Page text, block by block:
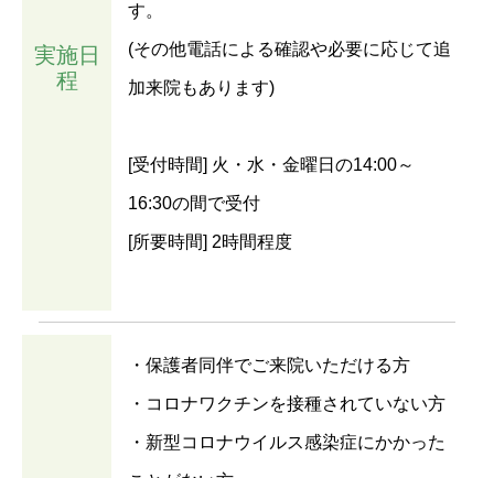
実施日
程
す。
(その他電話による確認や必要に応じて追
加来院もあります)
[受付時間] 火・水・金曜日の14:00～
16:30の間で受付
[所要時間] 2時間程度
・保護者同伴でご来院いただける方
・コロナワクチンを接種されていない方
・新型コロナウイルス感染症にかかった